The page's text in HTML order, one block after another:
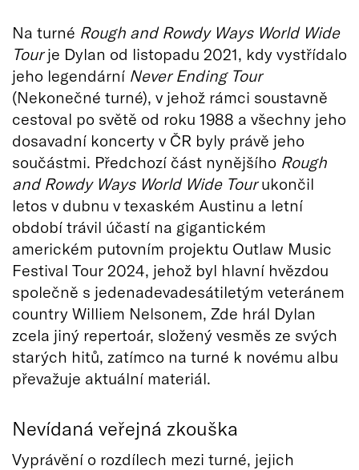
Na turné Rough and Rowdy Ways World Wide
Tourje Dylan od listopadu 2021, kdy vystřídalo
jeho legendární Never Ending Tour
(Nekonečné turné), v jehož rámci soustavně
cestoval po světě od roku 1988 a všechny jeho
dosavadní koncerty v ČR byly právě jeho
součástmi. Předchozí část nynějšího Rough
and Rowdy Ways World Wide Tourukončil
letos v dubnu v texaském Austinu a letní
období trávil účastí na gigantickém
americkém putovním projektu Outlaw Music
Festival Tour 2024, jehož byl hlavní hvězdou
společně s jedenadevadesátiletým veteránem
country Williem Nelsonem, Zde hrál Dylan
zcela jiný repertoár, složený vesměs ze svých
starých hitů, zatímco na turné k novému albu
převažuje aktuální materiál.
Nevídaná veřejná zkouška
Vyprávění o rozdílech mezi turné, jejich